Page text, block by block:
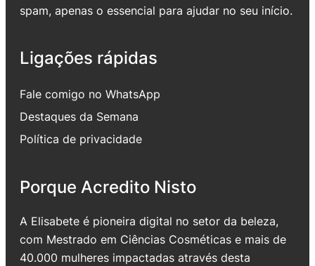
spam, apenas o essencial para ajudar no seu início.
Ligações rápidas
Fale comigo no WhatsApp
Destaques da Semana
Política de privacidade
Porque Acredito Nisto
A Elisabete é pioneira digital no setor da beleza,
com Mestrado em Ciências Cosméticas e mais de
40.000 mulheres impactadas através desta